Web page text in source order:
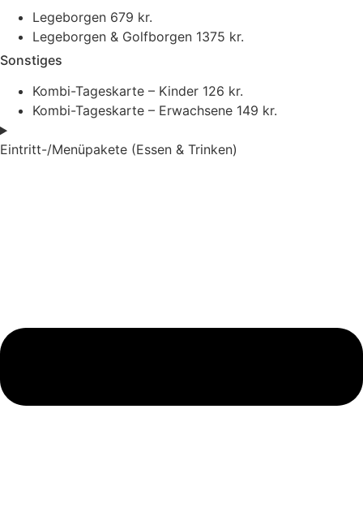
Legeborgen 679 kr.
Legeborgen & Golfborgen 1375 kr.
Sonstiges
Kombi-Tageskarte – Kinder 126 kr.
Kombi-Tageskarte – Erwachsene 149 kr.
Eintritt-/Menüpakete (Essen & Trinken)